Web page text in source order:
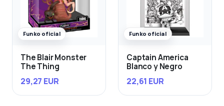
Funko oficial
The Blair Monster
The Thing
29,27 EUR
Funko oficial
Captain America
Blanco y Negro
22,61 EUR